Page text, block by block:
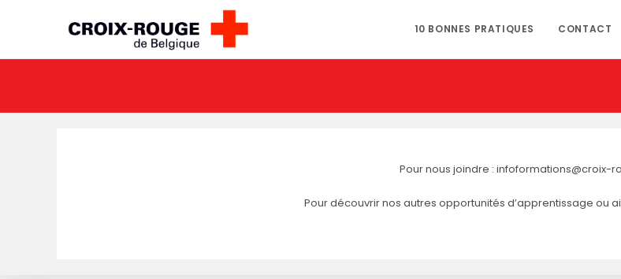
10 BONNES PRATIQUES CONTACT
Pour nous joindre : infoformations@croix-
Pour découvrir nos autres opportunités d’apprentissage ou